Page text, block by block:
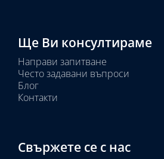
Ще Ви консултираме
Направи запитване
Често задавани въпроси
Блог
Контакти
Свържете се с нас